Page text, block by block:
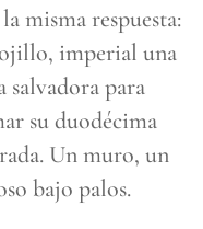
misma respuesta:
imperial una
salvadora para
su duodécima
Un muro, un
bajo palos.